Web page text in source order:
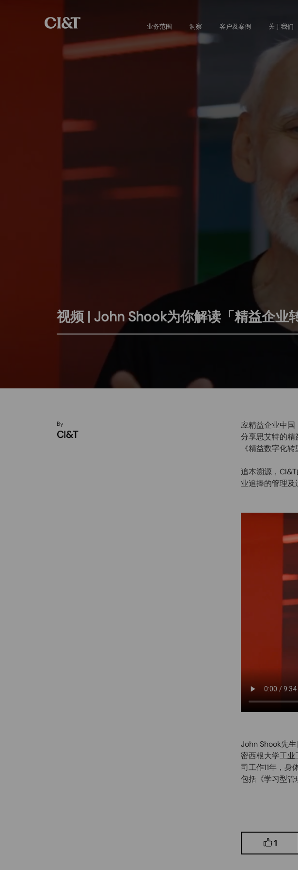
业务范围 洞察 客户及案例 关于我们
视频 | John Shook为你解读「精益企业
By
CI&T
应精益企业中
分享思艾特的精
《精益数字化
追本溯源，
业追捧的管理及
John Shook先
密西根大学工
司工作11年，
包括《学习型管
1